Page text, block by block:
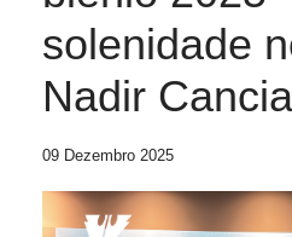
solenidade
Nadir
09 Dezembro 2025